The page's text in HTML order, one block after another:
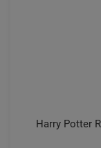
Harry Potter